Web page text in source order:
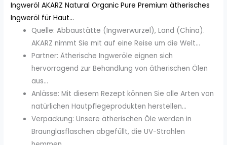
Ingweröl AKARZ Natural Organic Pure Premium ätherisches
Ingweröl für Haut...
Quelle: Abbaustätte (Ingwerwurzel), Land (China).
AKARZ nimmt Sie mit auf eine Reise um die Welt...
Partner: Ätherische Ingweröle eignen sich
hervorragend zur Behandlung von ätherischen Ölen
aus...
Anlässe: Mit diesem Rezept können Sie alle Arten von
natürlichen Hautpflegeprodukten herstellen...
Verpackung: Unsere ätherischen Öle werden in
Braunglasflaschen abgefüllt, die UV-Strahlen